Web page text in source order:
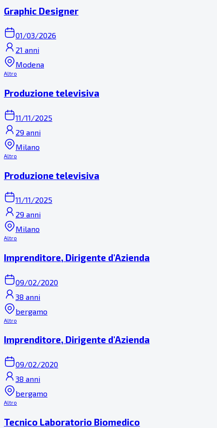
Graphic Designer
01/03/2026
21 anni
Modena
Altro
Produzione televisiva
11/11/2025
29 anni
Milano
Altro
Produzione televisiva
11/11/2025
29 anni
Milano
Altro
Imprenditore, Dirigente d'Azienda
09/02/2020
38 anni
bergamo
Altro
Imprenditore, Dirigente d'Azienda
09/02/2020
38 anni
bergamo
Altro
Tecnico Laboratorio Biomedico